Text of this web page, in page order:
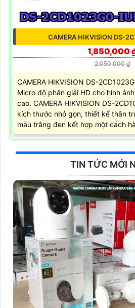
CAMERA HIKVISION DS-
1,850,000
2,050,000 ₫
CAMERA HIKVISION DS-
Micro độ phân giải HD cho hình
cao. CAMERA HIKVISION DS-
kích thước nhỏ gọn, thiết kế thân
màu trắng đen kết hợp một cách
TIN TỨC MỚI